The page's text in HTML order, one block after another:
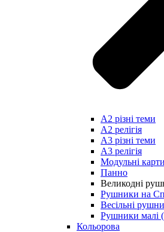
А2 різні теми
А2 релігія
А3 різні теми
А3 релігія
Модульні
Панно
Великодні
Рушники на
Весільні
Рушники малі
Кольорова